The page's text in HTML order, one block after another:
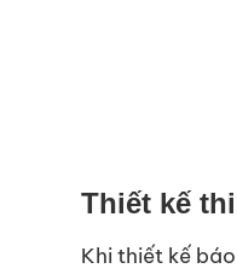
Thiết kế
Khi thiết kế